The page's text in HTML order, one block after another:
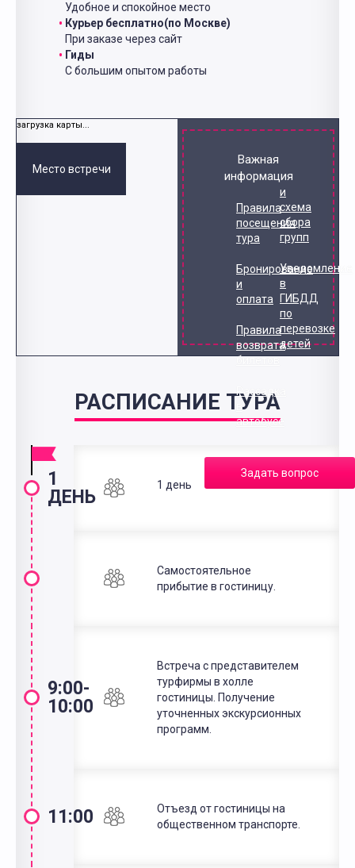
Удобное и спокойное место
Курьер бесплатно(по Москве)
При заказе через сайт
Гиды
С большим опытом работы
загрузка карты...
Место встречи
Важная
информация
Правила
посещения
тура
Бронирование
и
оплата
Правила
возврата
билетов
Рассадка
автобусе
и
схема
сбора
групп
Уведомление
в
ГИБДД
по
перевозке
детей
Задать вопрос
РАСПИСАНИЕ ТУРА
1
ДЕНЬ
1 день
Самостоятельное
прибытие в гостиницу.
9:00-
10:00
Встреча с представителем
турфирмы в холле
гостиницы. Получение
уточненных экскурсионных
программ.
11:00
Отъезд от гостиницы на
общественном транспорте.